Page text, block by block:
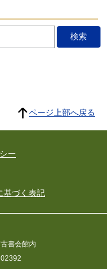
ページ上部へ戻る
ー
基づく表記
書会館内